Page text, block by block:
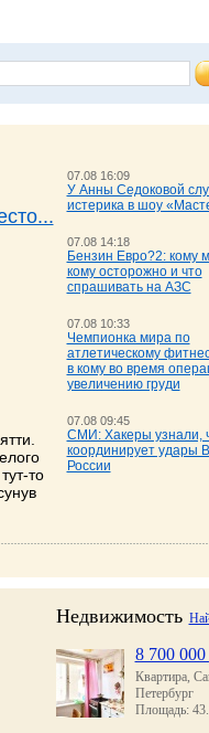
то
07.08 16:09
У Анны Седоковой
истерика в шоу
07.08 14:18
Бензин Евро?2: кому
кому осторожно и что
спрашивать на АЗС
07.08 10:33
Чемпионка мира по
атлетическому
в кому во время
увеличению груди
07.08 09:45
СМИ: Хакеры узнали,
координирует удары
России
30.07 11:34
контроль жалобу
нарушения трудовых
29.07 09:47
В посёлке Кирпичного
Недвижимость
8 700 000
Квартира,
Петербург
Площадь: